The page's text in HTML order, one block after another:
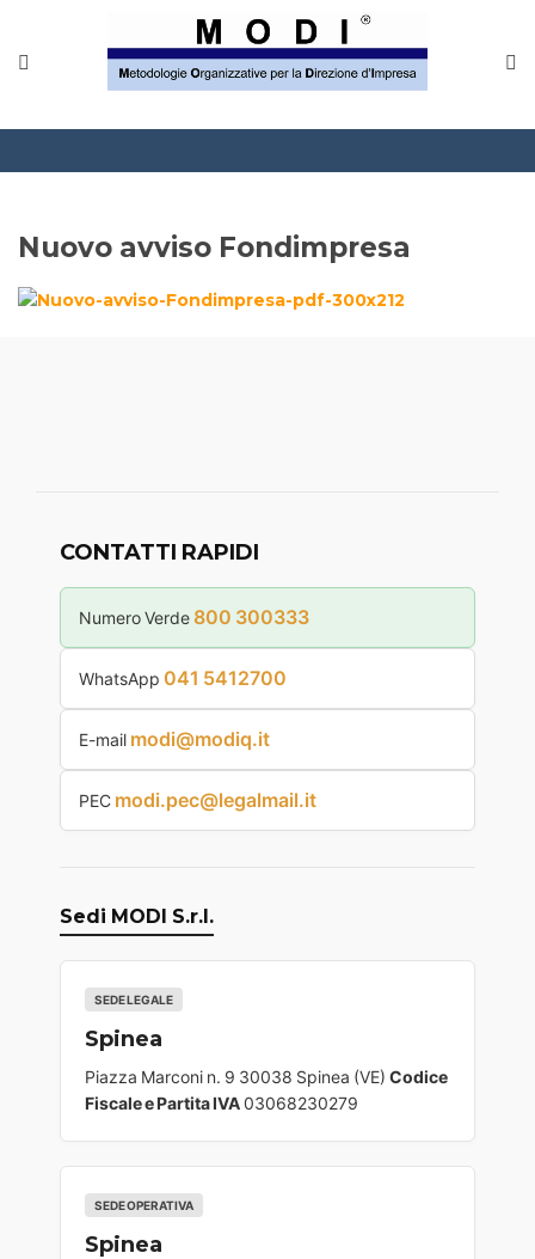
Nuovo avviso Fondimpresa
CONTATTI RAPIDI
Numero Verde 800 300333
WhatsApp 041 5412700
E-mail modi@modiq.it
PEC modi.pec@legalmail.it
Sedi MODI S.r.l.
SEDE LEGALE
Spinea
Piazza Marconi n. 9 30038 Spinea (VE) Codice
Fiscale e Partita IVA03068230279
SEDE OPERATIVA
Spinea